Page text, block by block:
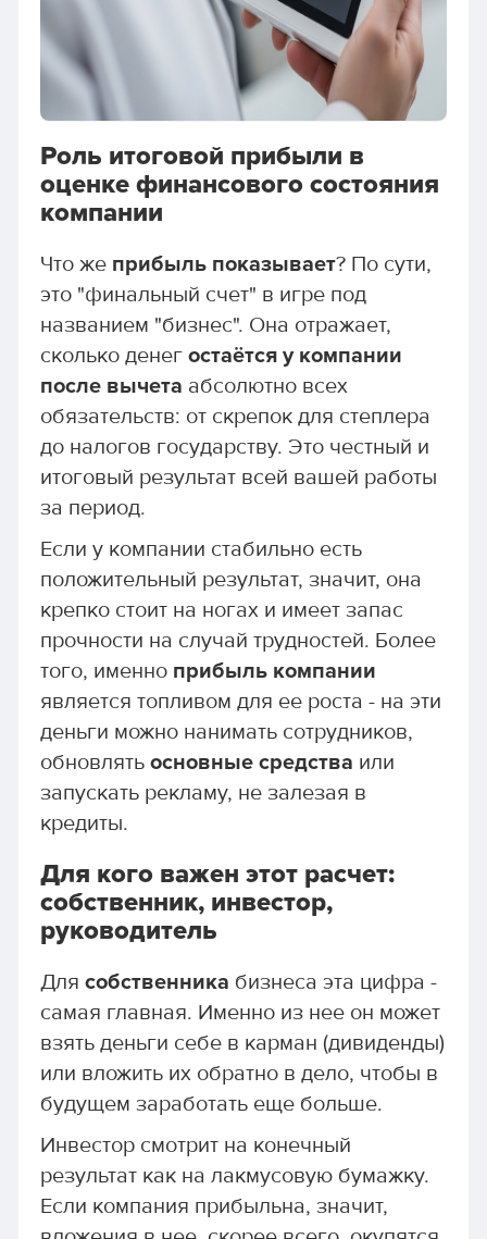
Роль итоговой прибыли в
оценке финансового состояния
компании
Что же прибыль показывает? По сути,
это "финальный счет" в игре под
названием "бизнес". Она отражает,
сколько денег остаётся у компании
после вычета абсолютно всех
обязательств: от скрепок для степлера
до налогов государству. Это честный и
итоговый результат всей вашей работы
за период.
Если у компании стабильно есть
положительный результат, значит, она
крепко стоит на ногах и имеет запас
прочности на случай трудностей. Более
того, именно прибыль компании
является топливом для ее роста - на эти
деньги можно нанимать сотрудников,
обновлять основные средства или
запускать рекламу, не залезая в
кредиты.
Для кого важен этот расчет:
собственник, инвестор,
руководитель
Для собственника бизнеса эта цифра -
самая главная. Именно из нее он может
взять деньги себе в карман (дивиденды)
или вложить их обратно в дело, чтобы в
будущем заработать еще больше.
Инвестор смотрит на конечный
результат как на лакмусовую бумажку.
Если компания прибыльна, значит,